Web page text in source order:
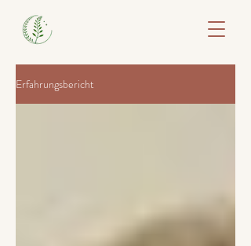
Erfahrungsbericht